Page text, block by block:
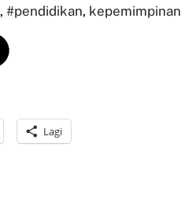
, #pendidikan, kepemimpinan
Lagi